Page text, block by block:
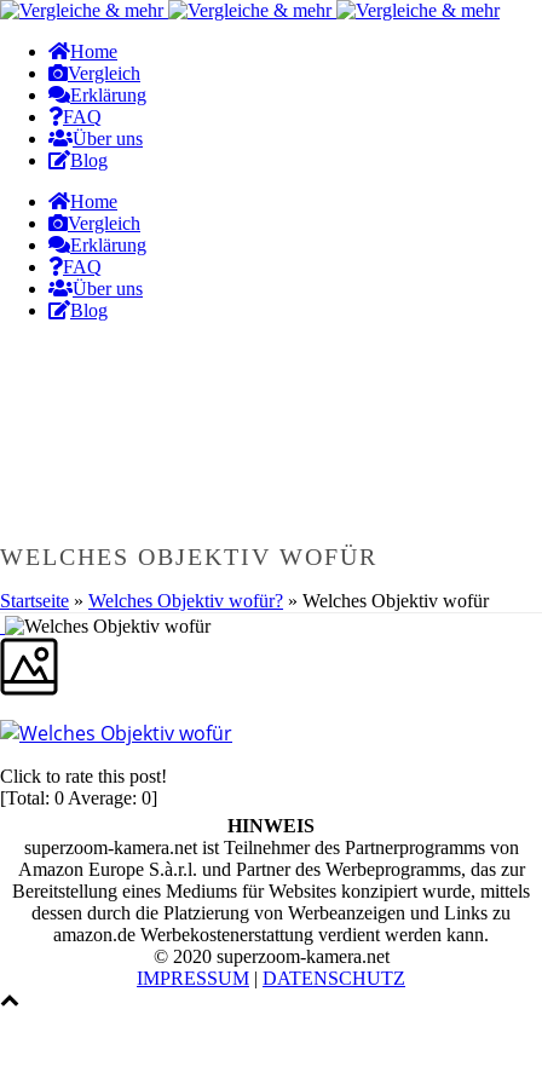
Home
Vergleich
Erklärung
FAQ
Über uns
Blog
Home
Vergleich
Erklärung
FAQ
Über uns
Blog
WELCHES OBJEKTIV WOFÜR
Startseite » Welches Objektiv wofür? » Welches Objektiv wofür
Click to rate this post!
[Total: 0 Average: 0]
HINWEIS
superzoom-kamera.net ist Teilnehmer des Partnerprogramms von
Amazon Europe S.à.r.l. und Partner des Werbeprogramms, das zur
Bereitstellung eines Mediums für Websites konzipiert wurde, mittels
dessen durch die Platzierung von Werbeanzeigen und Links zu
amazon.de Werbekostenerstattung verdient werden kann.
© 2020 superzoom-kamera.net
IMPRESSUM | DATENSCHUTZ